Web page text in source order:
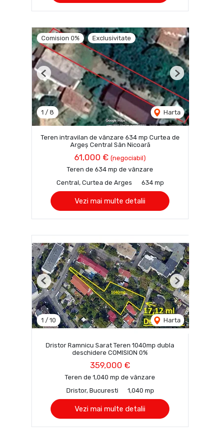
Comision 0% Exclusivitate
1 / 8 Harta
Previous Next
Teren intravilan de vânzare 634 mp Curtea de
Argeș Central Sân Nicoară
61,000 € (negociabil)
Teren de 634 mp de vânzare
Central, Curtea de Arges
634 mp
Vezi mai multe detalii
1 / 10 Harta
Previous Next
Dristor Ramnicu Sarat Teren 1040mp dubla
deschidere COMISION 0%
359,000 €
Teren de 1,040 mp de vânzare
Dristor, Bucuresti
1,040 mp
Vezi mai multe detalii